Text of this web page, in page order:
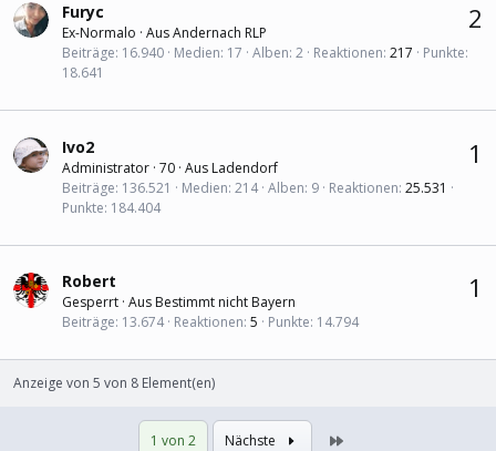
2
Furyc
Ex-Normalo · AusAndernach RLP
Beiträge 16.940 Medien 17 Alben 2 Reaktionen 217
Punkte
18.641
1
Ivo2
Administrator · 70 · Aus Ladendorf
Beiträge 136.521 Medien 214 Alben 9 Reaktionen 25.531
Punkte 184.404
1
Robert
Gesperrt · Aus Bestimmt nicht Bayern
Beiträge 13.674 Reaktionen 5 Punkte 14.794
Anzeige von 5 von 8 Element(en)
1 von 2 Nächste